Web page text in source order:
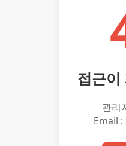
접근이
관리
Email